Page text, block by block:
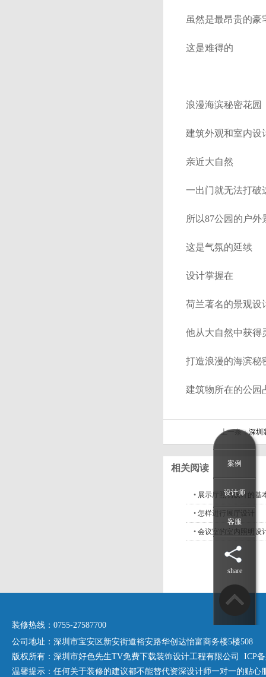
虽然是最昂贵的豪
这是难得的
浪漫海滨秘密花园
建筑外观和室内设
亲近大自然
一出门就无法打破
所以87公园的户外
这是气氛的延续
设计掌握在
荷兰著名的景观设
他从大自然中获得
打造浪漫的海滨秘
建筑物所在的公园
上一条：深圳
相关阅读
• 展示厅照明设计的基
• 怎样进行展厅设计
• 会议室的室内照明设
装修热线：0755-27587700
公司地址：深圳市宝安区新安街道裕安路华创达怡富商务楼5楼508
版权所有：深圳市好色先生TV免费下载装饰设计工程有限公司 ICP备案
温馨提示：任何关于装修的建议都不能替代资深设计师一对一的贴心服
案例
设计师
客服
share